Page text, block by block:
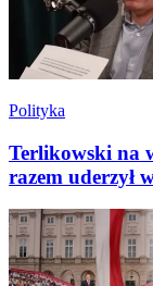
Polityka
Terlikowski na
razem uderzył